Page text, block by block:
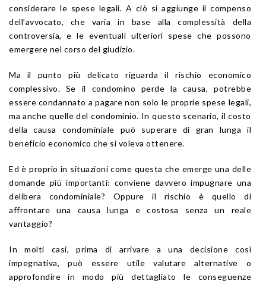
considerare le spese legali. A ciò si aggiunge il compenso
dell’avvocato, che varia in base alla complessità della
controversia, e le eventuali ulteriori spese che possono
emergere nel corso del giudizio.
Ma il punto più delicato riguarda il rischio economico
complessivo. Se il condomino perde la causa, potrebbe
essere condannato a pagare non solo le proprie spese legali,
ma anche quelle del condominio. In questo scenario, il costo
della causa condominiale può superare di gran lunga il
beneficio economico che si voleva ottenere.
Ed è proprio in situazioni come questa che emerge una delle
domande più importanti: conviene davvero impugnare una
delibera condominiale? Oppure il rischio è quello di
affrontare una causa lunga e costosa senza un reale
vantaggio?
In molti casi, prima di arrivare a una decisione così
impegnativa, può essere utile valutare alternative o
approfondire in modo più dettagliato le conseguenze